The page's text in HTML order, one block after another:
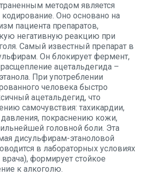
методом является
Оно основано на
пациента препаратов,
негативную реакцию при
Самый известный препарат в
Он блокирует фермент,
ацетальдегида –
При употреблении
человека быстро
ацетальдегид, что
самочувствия: тахикардии,
покраснению кожи,
головной боли. Эта
дисульфирам-этаноловой
в лабораторных условиях
формирует стойкое
к алкоголю.